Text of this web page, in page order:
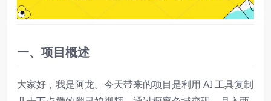
一、项目概述
大家好，我是阿龙。今天带来的项目是利用 AI 工具复制